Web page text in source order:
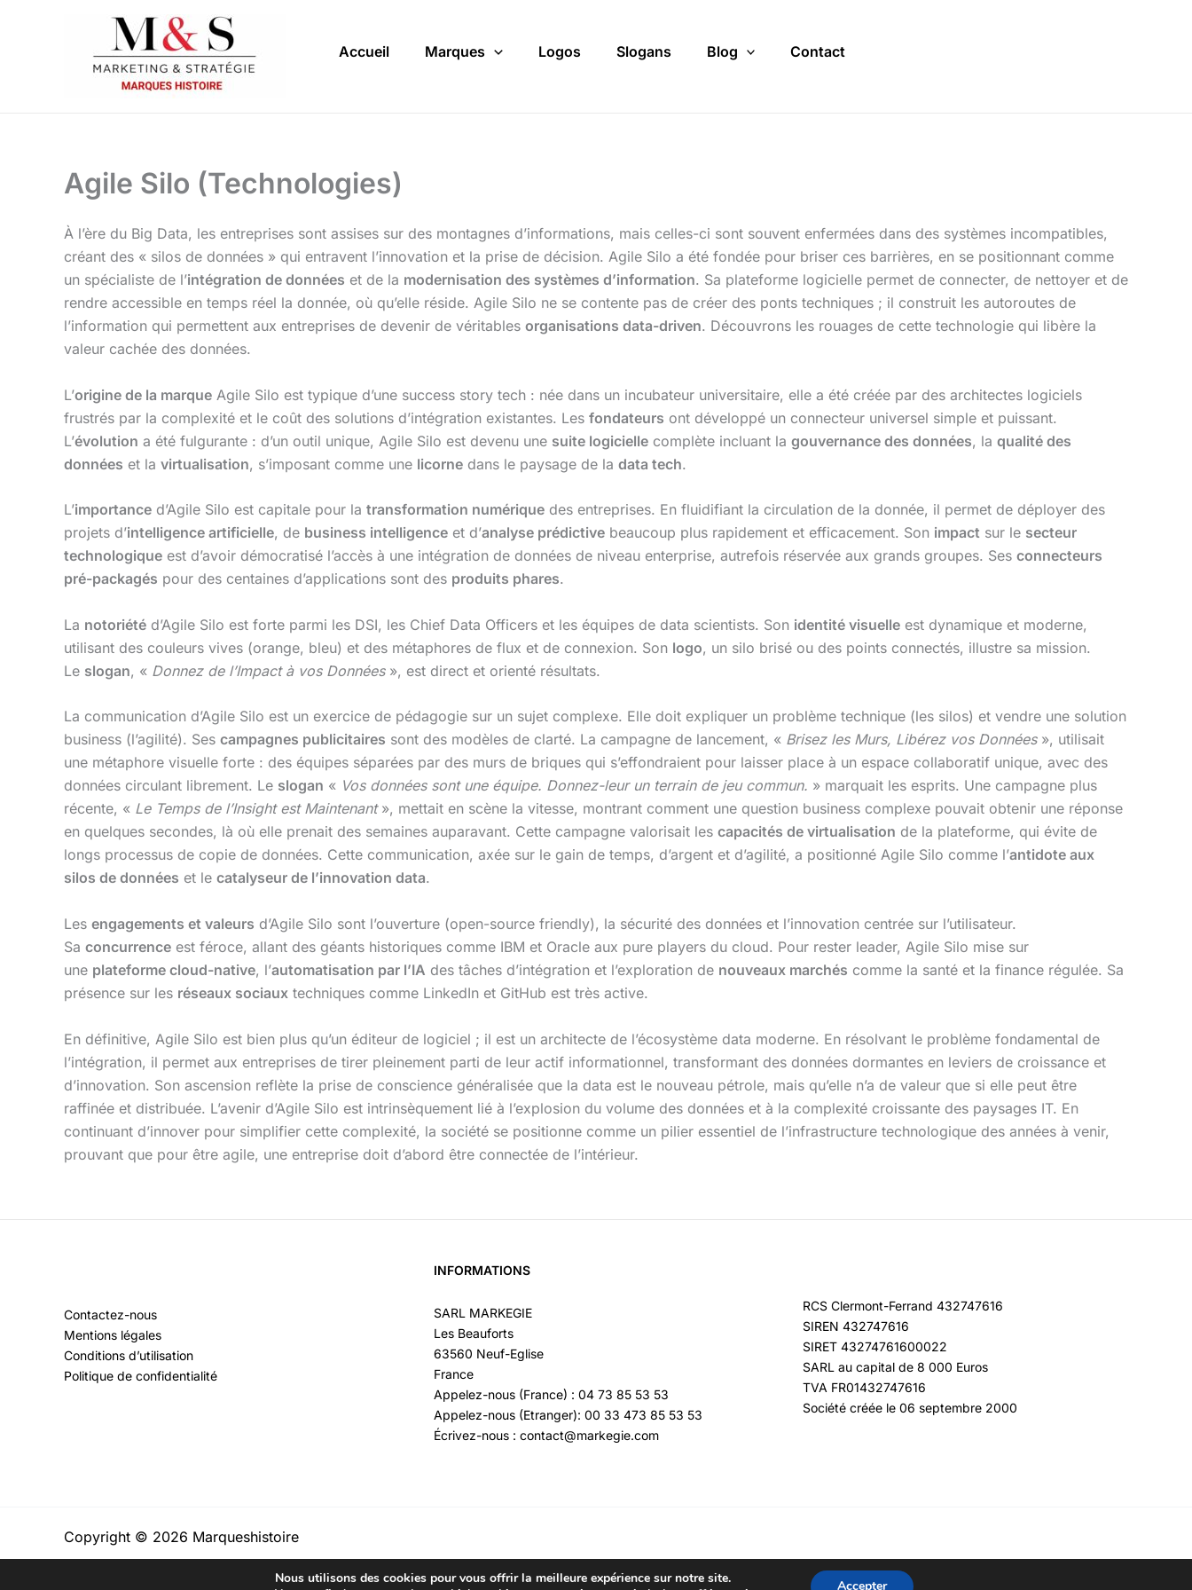
Accueil Marques Logos Slogans Blog Contact
Agile Silo (Technologies)
À l’ère du Big Data, les entreprises sont assises sur des montagnes d’informations, mais celles-ci sont souvent enfermées dans des systèmes incompatibles,
créant des « silos de données » qui entravent l’innovation et la prise de décision. Agile Silo a été fondée pour briser ces barrières, en se positionnant comme
un spécialiste de l’intégration de données et de la modernisation des systèmes d’information. Sa plateforme logicielle permet de connecter, de nettoyer et de
rendre accessible en temps réel la donnée, où qu’elle réside. Agile Silo ne se contente pas de créer des ponts techniques ; il construit les autoroutes de
l’information qui permettent aux entreprises de devenir de véritables organisations data-driven. Découvrons les rouages de cette technologie qui libère la
valeur cachée des données.
L’origine de la marque Agile Silo est typique d’une success story tech : née dans un incubateur universitaire, elle a été créée par des architectes logiciels
frustrés par la complexité et le coût des solutions d’intégration existantes. Les fondateurs ont développé un connecteur universel simple et puissant.
L’évolution a été fulgurante : d’un outil unique, Agile Silo est devenu une suite logicielle complète incluant la gouvernance des données, la qualité des
données et la virtualisation, s’imposant comme une licorne dans le paysage de la data tech.
L’importance d’Agile Silo est capitale pour la transformation numérique des entreprises. En fluidifiant la circulation de la donnée, il permet de déployer des
projets d’intelligence artificielle, de business intelligence et d’analyse prédictive beaucoup plus rapidement et efficacement. Son impact sur le secteur
technologique est d’avoir démocratisé l’accès à une intégration de données de niveau enterprise, autrefois réservée aux grands groupes. Ses connecteurs
pré-packagés pour des centaines d’applications sont des produits phares.
La notoriété d’Agile Silo est forte parmi les DSI, les Chief Data Officers et les équipes de data scientists. Son identité visuelle est dynamique et moderne,
utilisant des couleurs vives (orange, bleu) et des métaphores de flux et de connexion. Son logo, un silo brisé ou des points connectés, illustre sa mission.
Le slogan, « Donnez de l’Impact à vos Données», est direct et orienté résultats.
La communication d’Agile Silo est un exercice de pédagogie sur un sujet complexe. Elle doit expliquer un problème technique (les silos) et vendre une solution
business (l’agilité). Ses campagnes publicitaires sont des modèles de clarté. La campagne de lancement, « Brisez les Murs, Libérez vos Données», utilisait
une métaphore visuelle forte : des équipes séparées par des murs de briques qui s’effondraient pour laisser place à un espace collaboratif unique, avec des
données circulant librement. Le slogan « Vos données sont une équipe. Donnez-leur un terrain de jeu commun. » marquait les esprits. Une campagne plus
récente, « Le Temps de l’Insight est Maintenant», mettait en scène la vitesse, montrant comment une question business complexe pouvait obtenir une réponse
en quelques secondes, là où elle prenait des semaines auparavant. Cette campagne valorisait les capacités de virtualisation de la plateforme, qui évite de
longs processus de copie de données. Cette communication, axée sur le gain de temps, d’argent et d’agilité, a positionné Agile Silo comme l’antidote aux
silos de données et le catalyseur de l’innovation data.
Les engagements et valeurs d’Agile Silo sont l’ouverture (open-source friendly), la sécurité des données et l’innovation centrée sur l’utilisateur.
Sa concurrence est féroce, allant des géants historiques comme IBM et Oracle aux pure players du cloud. Pour rester leader, Agile Silo mise sur
une plateforme cloud-native, l’automatisation par l’IA des tâches d’intégration et l’exploration de nouveaux marchés comme la santé et la finance régulée. Sa
présence sur les réseaux sociaux techniques comme LinkedIn et GitHub est très active.
En définitive, Agile Silo est bien plus qu’un éditeur de logiciel ; il est un architecte de l’écosystème data moderne. En résolvant le problème fondamental de
l’intégration, il permet aux entreprises de tirer pleinement parti de leur actif informationnel, transformant des données dormantes en leviers de croissance et
d’innovation. Son ascension reflète la prise de conscience généralisée que la data est le nouveau pétrole, mais qu’elle n’a de valeur que si elle peut être
raffinée et distribuée. L’avenir d’Agile Silo est intrinsèquement lié à l’explosion du volume des données et à la complexité croissante des paysages IT. En
continuant d’innover pour simplifier cette complexité, la société se positionne comme un pilier essentiel de l’infrastructure technologique des années à venir,
prouvant que pour être agile, une entreprise doit d’abord être connectée de l’intérieur.
Contactez-nous
Mentions légales
Conditions d’utilisation
Politique de confidentialité
INFORMATIONS
SARL MARKEGIE
Les Beauforts
63560 Neuf-Eglise
France
Appelez-nous (France) : 04 73 85 53 53
Appelez-nous (Etranger): 00 33 473 85 53 53
Écrivez-nous : contact@markegie.com
RCS Clermont-Ferrand 432747616
SIREN 432747616
SIRET 43274761600022
SARL au capital de 8 000 Euros
TVA FR01432747616
Société créée le 06 septembre 2000
Copyright © 2026 Marqueshistoire
Nous utilisons des cookies pour vous offrir la meilleure expérience sur notre site.
Accepter